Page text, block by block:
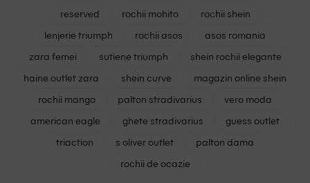
reserved
rochii mohito
rochii shein
lenjerie triumph
rochii asos
asos romania
zara femei
sutiene triumph
shein rochii elegante
haine outlet zara
shein curve
magazin online shein
rochii mango
palton stradivarius
vero moda
american eagle
ghete stradivarius
guess outlet
triaction
s oliver outlet
palton dama
rochii de ocazie